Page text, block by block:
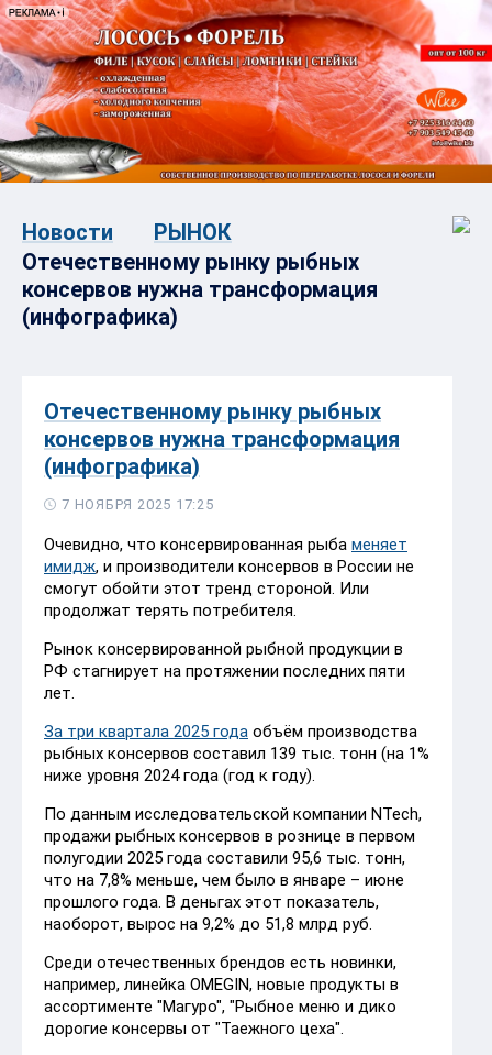
Новости
РЫНОК
Отечественному рынку рыбных
консервов нужна трансформация
(инфографика)
Отечественному рынку рыбных
консервов нужна трансформация
(инфографика)
7 НОЯБРЯ 2025 17:25
Очевидно, что консервированная рыба меняет
имидж, и производители консервов в России не
смогут обойти этот тренд стороной. Или
продолжат терять потребителя.
Рынок консервированной рыбной продукции в
РФ стагнирует на протяжении последних пяти
лет.
За три квартала 2025 года объём производства
рыбных консервов составил 139 тыс. тонн (на 1%
ниже уровня 2024 года (год к году).
По данным исследовательской компании NTech,
продажи рыбных консервов в рознице в первом
полугодии 2025 года составили 95,6 тыс. тонн,
что на 7,8% меньше, чем было в январе – июне
прошлого года. В деньгах этот показатель,
наоборот, вырос на 9,2% до 51,8 млрд руб.
Среди отечественных брендов есть новинки,
например, линейка OMEGIN, новые продукты в
ассортименте "Магуро", "Рыбное меню и дико
дорогие консервы от "Таежного цеха".